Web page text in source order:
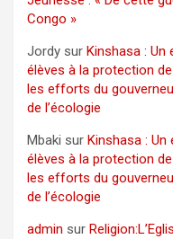
Congo »
Jordy sur Kinshasa :
élèves à la protection
les efforts du
de l’écologie
Mbaki sur Kinshasa :
élèves à la protection
les efforts du
de l’écologie
admin sur